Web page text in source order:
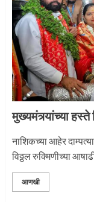
2
3
मुख्यमंत्र्यांच्या हस्ते
नाशिकच्या आहेर
विठ्ठल रुक्मिणीच्या
आणखी